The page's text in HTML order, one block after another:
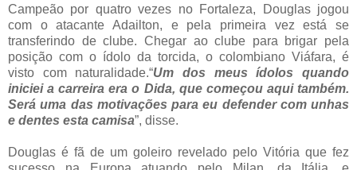
Campeão por quatro vezes no Fortaleza, Douglas jogou
com o atacante Adailton, e pela primeira vez está se
transferindo de clube. Chegar ao clube para brigar pela
posição com o ídolo da torcida, o colombiano Viáfara, é
visto com naturalidade.“Um dos meus ídolos quando
iniciei a carreira era o Dida, que começou aqui também.
Será uma das motivações para eu defender com unhas
e dentes esta camisa”, disse.
Douglas é fã de um goleiro revelado pelo Vitória que fez